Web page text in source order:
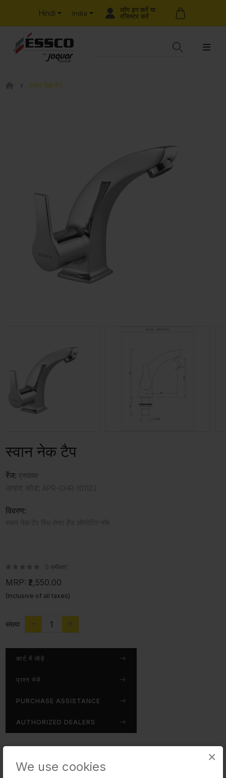
×
We use cookies
Hindi India
लॉग इन करें या
रजिस्टर करें
स्वान नेक टैप
स्वान नेक टैप
रेंज: एस्पायर
विवरण:
0 समीक्षाएं
MRP: ₹2,550.00
(Inclusive of all taxes)
संख्या
कार्ट में जोड़ें
प्रश्न भेजें
PURCHASE ASSISTANCE
AUTHORIZED DEALERS
Jaquar reserves the right at its sole discretion, to